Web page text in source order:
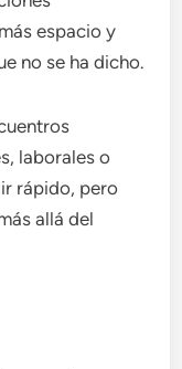
espacio y
no se ha dicho.
laborales o
rápido, pero
allá del